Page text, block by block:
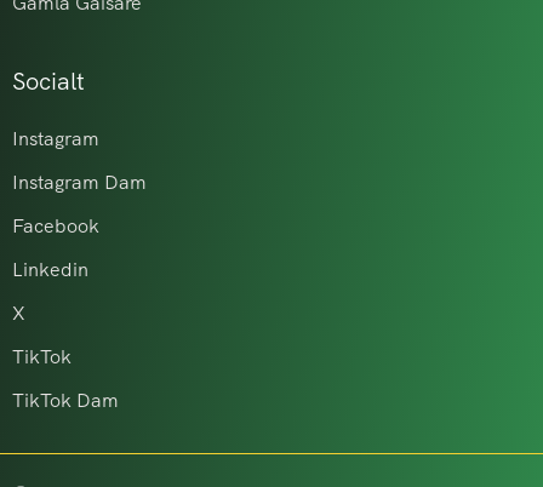
Socialt
Instagram
Instagram Dam
Facebook
Linkedin
X
TikTok
TikTok Dam